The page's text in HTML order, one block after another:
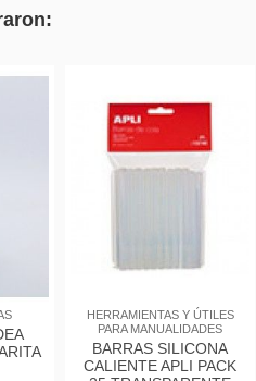
HERRAMIENTAS Y ÚTILES
PARA MANUALIDADES
ALKYL PRAGER